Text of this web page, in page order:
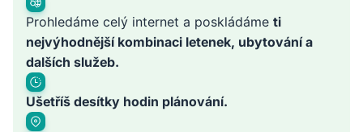
Prohledáme celý internet a poskládáme ti
nejvýhodnější kombinaci letenek, ubytování a
dalších služeb.
Ušetříš desítky hodin plánování.